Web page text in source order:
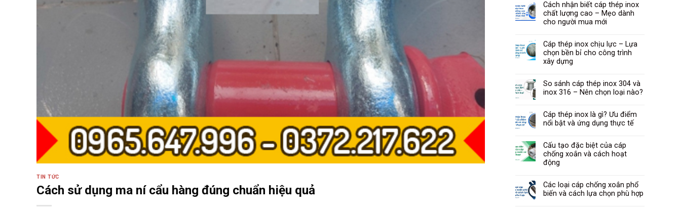
TIN TỨC
Cách sử dụng ma ní cẩu hàng đúng chuẩn hiệu quả
Cách nhận biết cáp thép inox
chất lượng cao – Mẹo dành
cho người mua mới
Cáp thép inox chịu lực – Lựa
chọn bền bỉ cho công trình
xây dựng
So sánh cáp thép inox 304 và
inox 316 – Nên chọn loại nào?
Cáp thép inox là gì? Ưu điểm
nổi bật và ứng dụng thực tế
Cấu tạo đặc biệt của cáp
chống xoắn và cách hoạt
động
Các loại cáp chống xoắn phổ
biến và cách lựa chọn phù hợp